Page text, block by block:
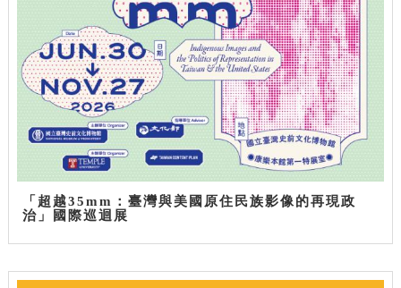
「超越35mm：臺灣與美國原住民族影像的再現政
治」國際巡迴展